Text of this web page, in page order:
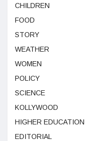
CHILDREN
FOOD
STORY
WEATHER
WOMEN
POLICY
SCIENCE
KOLLYWOOD
HIGHER EDUCATION
EDITORIAL